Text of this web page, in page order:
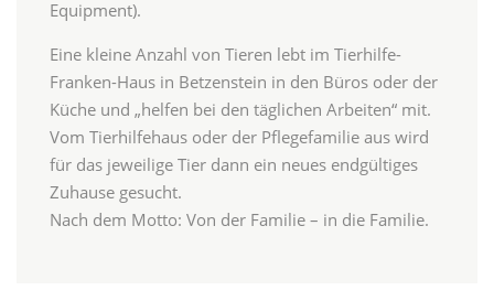
Equipment).
Eine kleine Anzahl von Tieren lebt im Tierhilfe-
Franken-Haus in Betzenstein in den Büros oder der
Küche und „helfen bei den täglichen Arbeiten“ mit.
Vom Tierhilfehaus oder der Pflegefamilie aus wird
für das jeweilige Tier dann ein neues endgültiges
Zuhause gesucht.
Nach dem Motto: Von der Familie – in die Familie.